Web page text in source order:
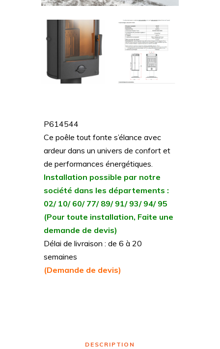
P614544
Ce poêle tout fonte s’élance avec
ardeur dans un univers de confort et
de performances énergétiques.
Installation possible par notre
société dans les départements :
02/ 10/ 60/ 77/ 89/ 91/ 93/ 94/ 95
(Pour toute installation, Faite une
demande de devis)
Délai de livraison : de 6 à 20
semaines
(Demande de devis)
DESCRIPTION